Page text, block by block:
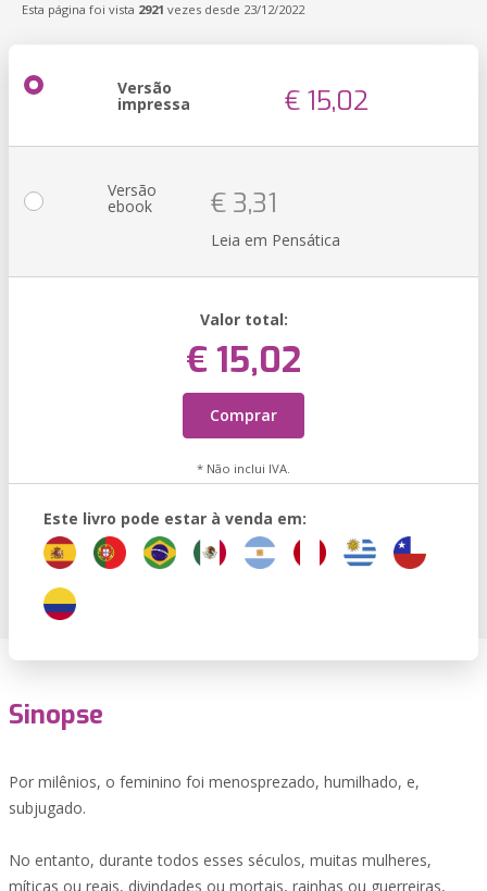
Esta página foi vista 2921 vezes desde 23/12/2022
Versão
impressa € 15,02
Versão
ebook € 3,31
Leia em Pensática
Valor total:
€ 15,02
Comprar
* Não inclui IVA.
Este livro pode estar à venda em:
Sinopse
Por milênios, o feminino foi menosprezado, humilhado, e,
subjugado.
No entanto, durante todos esses séculos, muitas mulheres,
míticas ou reais, divindades ou mortais, rainhas ou guerreiras,